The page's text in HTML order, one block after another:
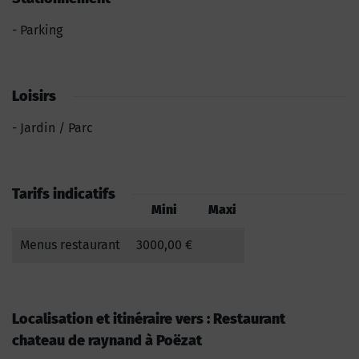
Parking
Loisirs
Jardin / Parc
Tarifs indicatifs
Mini Maxi
Menus restaurant 3000,00 €
Localisation et itinéraire vers : Restaurant
chateau de raynand à Poëzat